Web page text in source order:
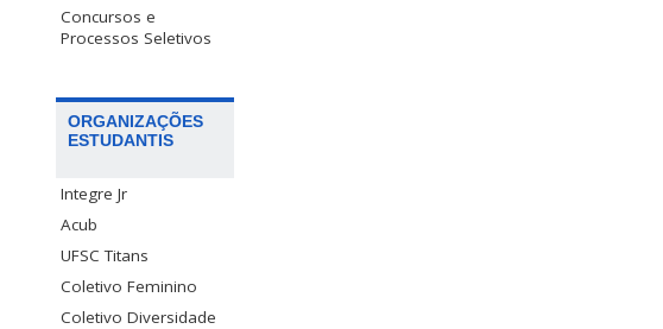
Concursos e
Processos Seletivos
ORGANIZAÇÕES
ESTUDANTIS
Integre Jr
Acub
UFSC Titans
Coletivo Feminino
Coletivo Diversidade